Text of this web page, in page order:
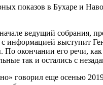
показов в Бухаре и
ведущий собрания,
информацией выступит
окончании его речи,
так и остались с
говорил еще осенью